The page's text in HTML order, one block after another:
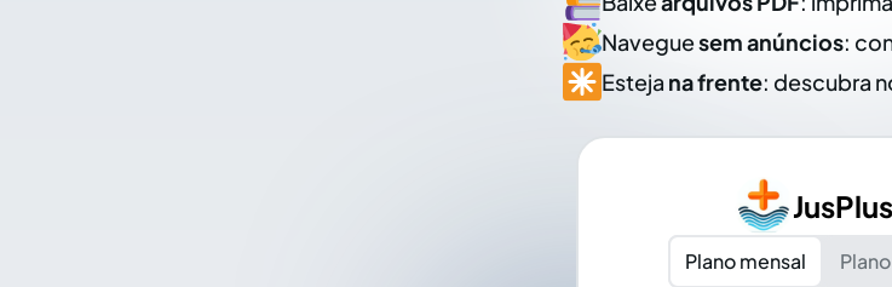
Naveguesem anúncios:
Esteja na frente: descubra
JusPlus
Plano mensal